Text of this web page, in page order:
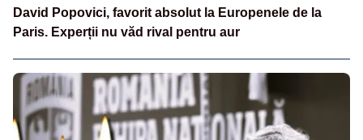
David Popovici, favorit absolut la Europenele de la
Paris. Experții nu văd rival pentru aur